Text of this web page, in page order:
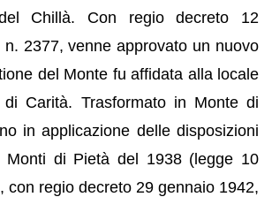
Chillà. Con regio decreto 12
2377, venne approvato un nuovo
del Monte fu affidata alla locale
di Carità. Trasformato in Monte di
in applicazione delle disposizioni
Monti di Pietà del 1938 (legge 10
con regio decreto 29 gennaio 1942,